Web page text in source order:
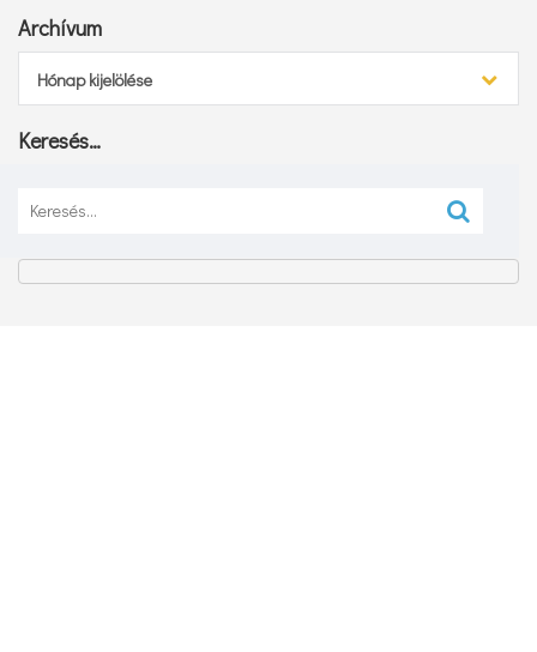
Archívum
Hónap kijelölése
Keresés…
Keresés: